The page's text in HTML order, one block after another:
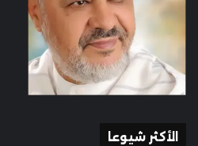
الأكثر شيوعا